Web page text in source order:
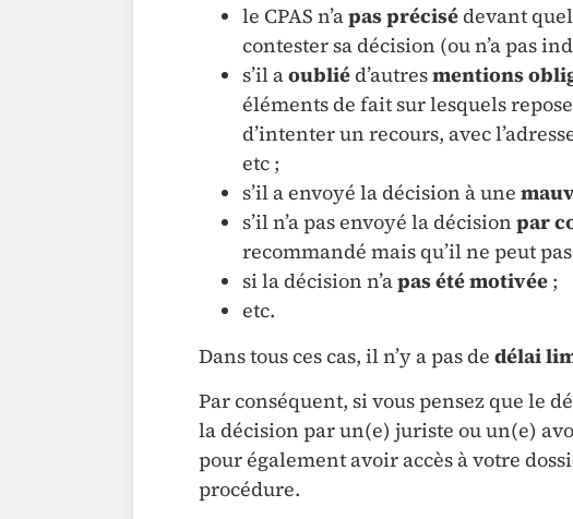
le CPAS n’apas précisédevant
contester sa décision (ou n’a pas
s’il aoubliéd’autresmentions
éléments de fait sur lesquels
d’intenter un recours, avec
etc ;
s’il a envoyé la décision à une
s’il n’a pas envoyé la décision par
recommandé mais qu’il ne peut
si la décision n’apas été motivée ;
etc.
Dans tous ces cas, il n’y a pas de délai
Par conséquent, si vous pensez que le
la décision par un(e) juriste ou un(e)
pour également avoir accès à votre
procédure.